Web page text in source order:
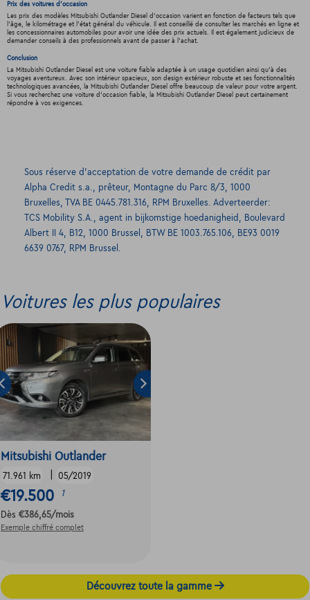
Prix des voitures d'occasion
Les prix des modèles Mitsubishi Outlander Diesel d'occasion varient en fonction de facteurs tels que
l'âge, le kilométrage et l'état général du véhicule. Il est conseillé de consulter les marchés en ligne et
les concessionnaires automobiles pour avoir une idée des prix actuels. Il est également judicieux de
demander conseils à des professionnels avant de passer à l'achat.
Conclusion
La Mitsubishi Outlander Diesel est une voiture fiable adaptée à un usage quotidien ainsi qu'à des
voyages aventureux. Avec son intérieur spacieux, son design extérieur robuste et ses fonctionnalités
technologiques avancées, la Mitsubishi Outlander Diesel offre beaucoup de valeur pour votre argent.
Si vous recherchez une voiture d'occasion fiable, la Mitsubishi Outlander Diesel peut certainement
répondre à vos exigences.
Sous réserve d’acceptation de votre demande de crédit par
Alpha Credit s.a., prêteur, Montagne du Parc 8/3, 1000
Bruxelles, TVA BE 0445.781.316, RPM Bruxelles. Adverteerder:
TCS Mobility S.A., agent in bijkomstige hoedanigheid, Boulevard
Albert II 4, B12, 1000 Brussel, BTW BE 1003.765.106, BE93 0019
6639 0767, RPM Brussel.
Voitures les plus populaires
Mitsubishi Outlander
71.961 km 05/2019
€19.500 1
Dès €386,65/mois
Exemple chiffré complet
Découvrez toute la gamme